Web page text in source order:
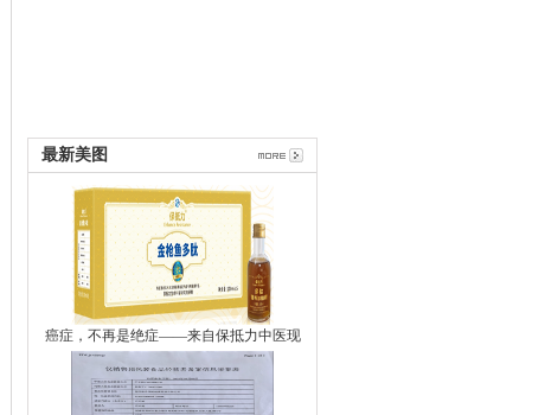
最新美图
癌症，不再是绝症——来自保抵力中医现